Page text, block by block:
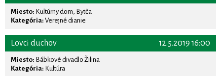
Miesto: Kultúrny dom, Bytča
Kategória: Verejné dianie
12.5.2019 16:00
Lovci duchov
Miesto: Bábkové divadlo Žilina
Kategória: Kultúra